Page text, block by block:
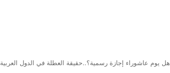
هل يوم عاشوراء إجازة رسمية؟..حقيقة العطلة في الدول العربية